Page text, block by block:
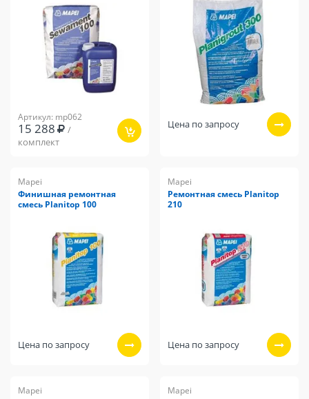
Артикул: mp062
15 288 /
комплект
Цена по запросу
Mapei
Финишная ремонтная
смесь Planitop 100
Цена по запросу
Mapei
Ремонтная смесь Planitop
210
Цена по запросу
Mapei
Mapei